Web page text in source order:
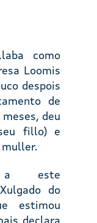
como
Loomis
despois
de
deu
fillo) e
muller.
a este
do
estimou